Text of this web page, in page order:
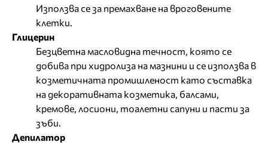
Използва се за премахване на вроговените
клетки.
Глицерин
Безцветна масловидна течност, която се
добива при хидролиза на мазнини и се използва в
козметичната промишленост като съставка
на декоративната козметика, балсами,
кремове, лосиони, тоалетни сапуни и пасти за
зъби.
Депилатор